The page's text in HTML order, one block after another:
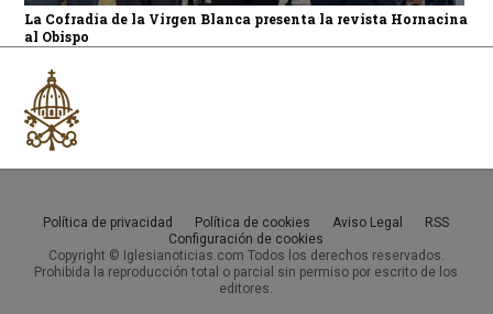
La Cofradía de la Virgen Blanca presenta la revista Hornacina
al Obispo
Política de privacidad Política de cookies Aviso Legal
RSS
Configuración de cookies
Copyright © Iglesianoticias.com Todos los derechos reservados.
Prohibida la reproducción total o parcial sin permiso por escrito de los
editores.